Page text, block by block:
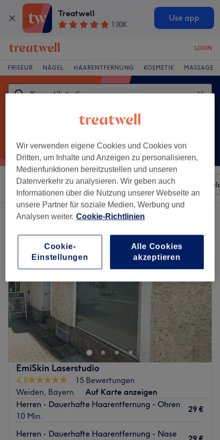
Treatwell
130K
Use app
LOGIN
FRISEUR NÄGEL HAARENTFERNUNG KOSMETIK MASSAGE
Sortieren nach Beliebiger Preis Besonderheiten
Ein Salon, der anbietet: kosmetikstudio in Weiden, Bayern
EmiSkin Laserstudio
4,8
15 Bewertungen
Weiden, Bayern
Auf Karte anzeigen
Herren - Dauerhafte Haarentfernung - Ohren
10 Min.
29 €
Herren - Dauerhafte Haarentfernung - Nase
Wir verwenden eigene Cookies und Cookies von
Dritten, um Inhalte und Anzeigen zu personalisieren,
Medienfunktionen bereitzustellen und unseren
Datenverkehr zu analysieren. Wir geben auch
Informationen über die Nutzung unserer Webseite an
unsere Partner für soziale Medien, Werbung und
Analysen weiter. Cookie-Richtlinien
Cookie-
Einstellungen
Alle Cookies
akzeptieren